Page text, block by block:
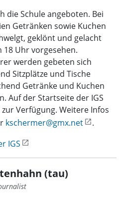
die Schule angeboten. Bei
Getränken sowie Kuchen
geklönt und gelacht
18 Uhr vorgesehen.
werden gebeten sich
Sitzplätze und Tische
Getränke und Kuchen
Auf der Startseite der IGS
Verfügung. Weitere Infos
kschermer@gmx.net
.
IGS
(tau)